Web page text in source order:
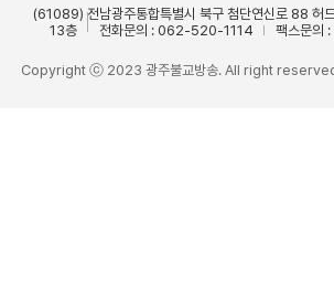
(61089) 전남광주통합특별시 북구 첨단연신로 88 허
13층
전화문의 : 062-520-1114 팩스문
Copyright ⓒ 2023 광주불교방송. All right